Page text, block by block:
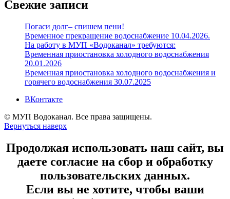
Свежие записи
Погаси долг– спишем пени!
Временное прекращение водоснабжение 10.04.2026.
На работу в МУП «Водоканал» требуются:
Временная приостановка холодного водоснабжения
20.01.2026
Временная приостановка холодного водоснабжения и
горячего водоснабжения 30.07.2025
ВКонтакте
© МУП Водоканал. Все права защищены.
Вернуться наверх
Продолжая использовать наш сайт, вы
даете согласие на сбор и обработку
пользовательских данных.
Если вы не хотите, чтобы ваши